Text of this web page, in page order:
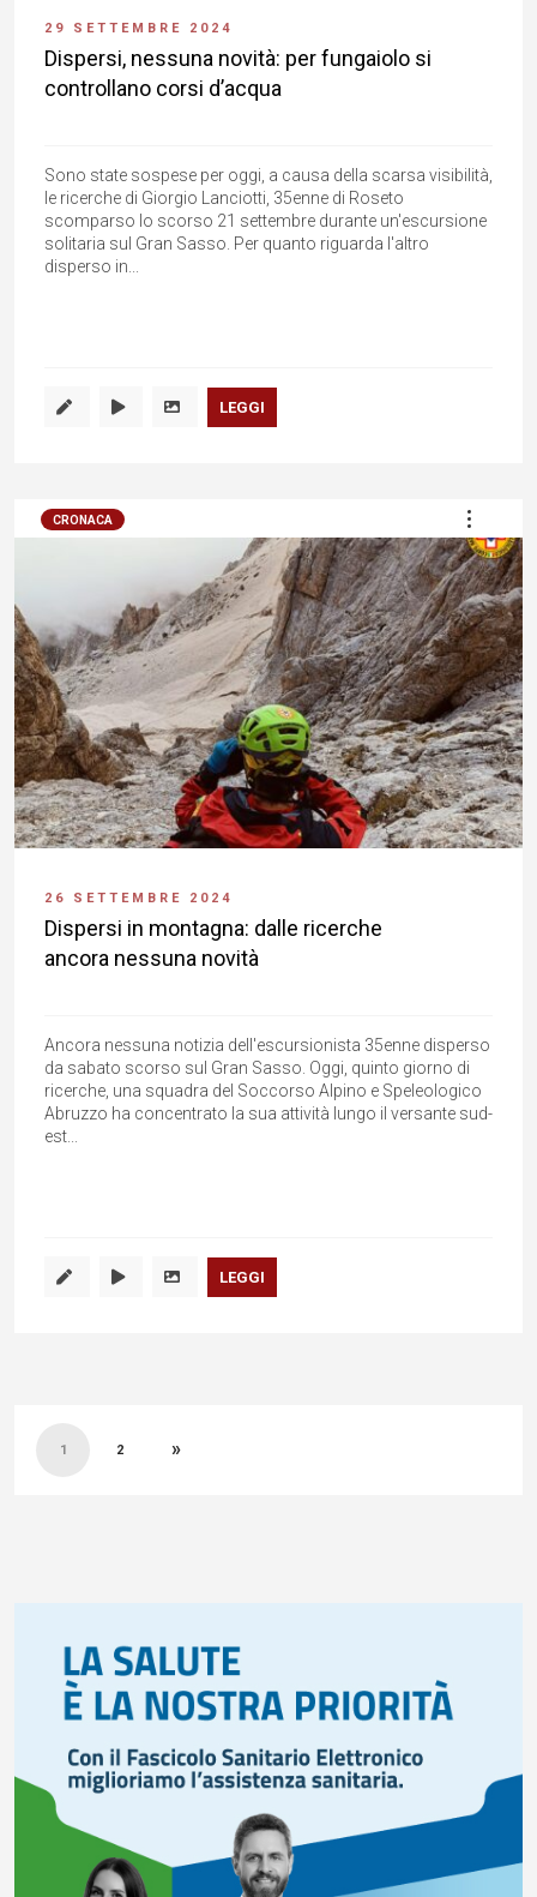
29 SETTEMBRE 2024
Dispersi, nessuna novità: per fungaiolo si
controllano corsi d’acqua
Sono state sospese per oggi, a causa della scarsa visibilità,
le ricerche di Giorgio Lanciotti, 35enne di Roseto
scomparso lo scorso 21 settembre durante un'escursione
solitaria sul Gran Sasso. Per quanto riguarda l'altro
disperso in...
LEGGI
CRONACA
26 SETTEMBRE 2024
Dispersi in montagna: dalle ricerche
ancora nessuna novità
Ancora nessuna notizia dell'escursionista 35enne disperso
da sabato scorso sul Gran Sasso. Oggi, quinto giorno di
ricerche, una squadra del Soccorso Alpino e Speleologico
Abruzzo ha concentrato la sua attività lungo il versante sud-
est...
LEGGI
degli1 2 »